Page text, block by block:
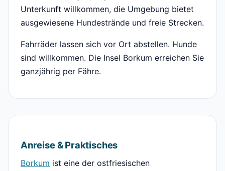
Unterkunft willkommen, die Umgebung bietet
ausgewiesene Hundestrände und freie Strecken.
Fahrräder lassen sich vor Ort abstellen. Hunde
sind willkommen. Die Insel Borkum erreichen Sie
ganzjährig per Fähre.
Anreise & Praktisches
Borkum ist eine der ostfriesischen